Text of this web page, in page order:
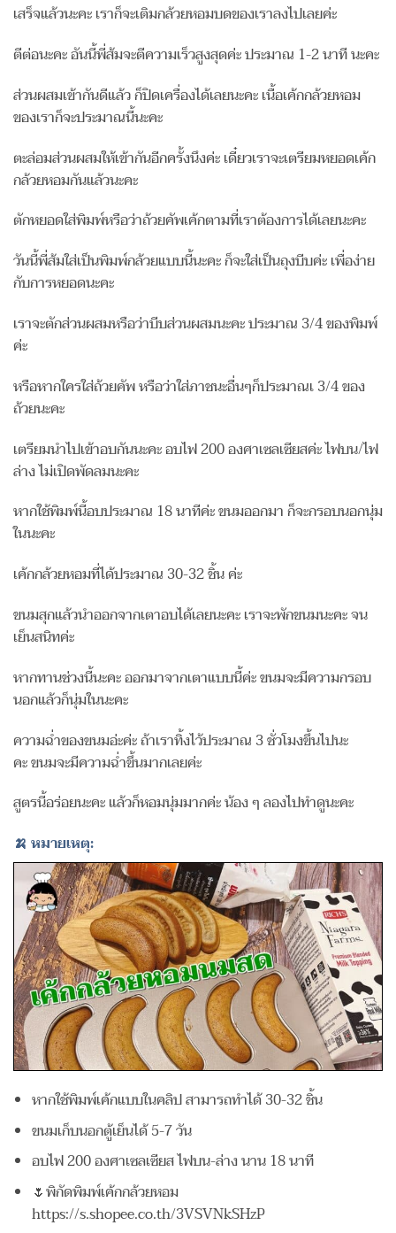
เสร็จแล้วนะคะ เราก็จะเติมกล้วยหอมบดของเราลงไปเลยค่ะ
ตีต่อนะคะ อันนี้พี่ส้มจะตีความเร็วสูงสุดค่ะ ประมาณ 1-2 นาที นะคะ
ส่วนผสมเข้ากันดีแล้ว ก็ปิดเครื่องได้เลยนะคะ เนื้อเค้กกล้วยหอม
ของเราก็จะประมาณนี้นะคะ
ตะล่อมส่วนผสมให้เข้ากันอีกครั้งนึงค่ะ เดี๋ยวเราจะเตรียมหยอดเค้ก
กล้วยหอมกันแล้วนะคะ
ตักหยอดใส่พิมพ์หรือว่าถ้วยคัพเค้กตามที่เราต้องการได้เลยนะคะ
วันนี้พี่ส้มใส่เป็นพิมพ์กล้วยแบบนี้นะคะ ก็จะใส่เป็นถุงบีบค่ะ เพื่อง่าย
กับการหยอดนะคะ
เราจะตักส่วนผสมหรือว่าบีบส่วนผสมนะคะ ประมาณ 3/4 ของพิมพ์
ค่ะ
หรือหากใครใส่ถ้วยคัพ หรือว่าใส่ภาชนะอื่นๆก็ประมาณเ 3/4 ของ
ถ้วยนะคะ
เตรียมนำไปเข้าอบกันนะคะ อบไฟ 200 องศาเซลเซียสค่ะ ไฟบน/ไฟ
ล่าง ไม่เปิดพัดลมนะคะ
หากใช้พิมพ์นี้อบประมาณ 18 นาทีค่ะ ขนมออกมา ก็จะกรอบนอกนุ่ม
ในนะคะ
เค้กกล้วยหอมที่ได้ประมาณ 30-32 ชิ้น ค่ะ
ขนมสุกแล้วนำออกจากเตาอบได้เลยนะคะ เราจะพักขนมนะคะ จน
เย็นสนิทค่ะ
หากทานช่วงนี้นะคะ ออกมาจากเตาแบบนี้ค่ะ ขนมจะมีความกรอบ
นอกแล้วก็นุ่มในนะคะ
ความฉ่ำของขนมอ่ะค่ะ ถ้าเราทิ้งไว้ประมาณ 3 ชั่วโมงขึ้นไปนะ
คะ ขนมจะมีความฉ่ำขึ้นมากเลยค่ะ
สูตรนี้อร่อยนะคะ แล้วก็หอมนุ่มมากค่ะ น้อง ๆ ลองไปทำดูนะคะ
🍌 หมายเหตุ:
หากใช้พิมพ์เค้กแบบในคลิป สามารถทำได้ 30-32 ชิ้น
ขนมเก็บนอกตู้เย็นได้ 5-7 วัน
อบไฟ 200 องศาเซลเซียส ไฟบน-ล่าง นาน 18 นาที
🌷พิกัดพิมพ์เค้กกล้วยหอม
https://s.shopee.co.th/3VSVNkSHzP